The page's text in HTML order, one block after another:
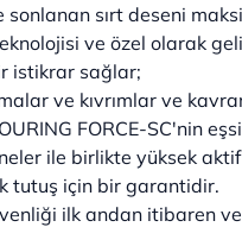
sonlanan sırt deseni
ve özel olarak
istikrar sağlar;
ve kıvrımlar ve
FORCE-SC'nin
ile birlikte yüksek
tutuş için bir garantidir.
ilk andan itibaren